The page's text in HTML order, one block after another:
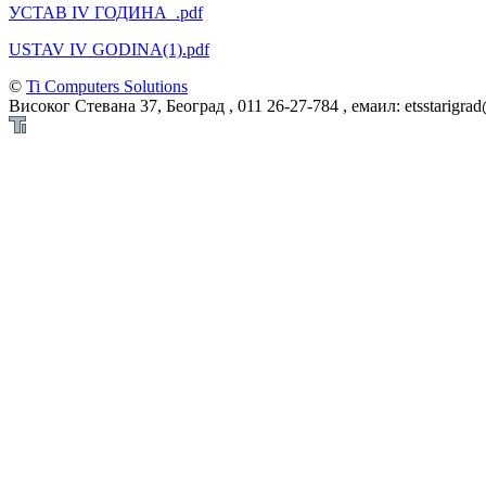
УСТАВ IV ГОДИНА_.pdf
USTAV IV GODINA(1).pdf
© Ti Computers Solutions
Високог Стевана 37, Београд , 011 26-27-784 , емаил: